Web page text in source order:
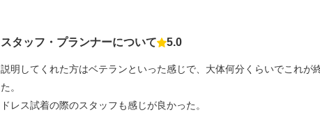
スタッフ・プランナーについて 点数
5.0
説明してくれた方はベテランといった感じで、大体何分くらいでこれが
た。
ドレス試着の際のスタッフも感じが良かった。